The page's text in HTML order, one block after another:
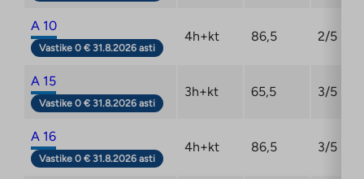
A 10
Vastike 0 € 31.8.2026 asti
4h+kt 86,5 2/5
A 15
Vastike 0 € 31.8.2026 asti
3h+kt 65,5 3/5
A 16
Vastike 0 € 31.8.2026 asti
4h+kt 86,5 3/5